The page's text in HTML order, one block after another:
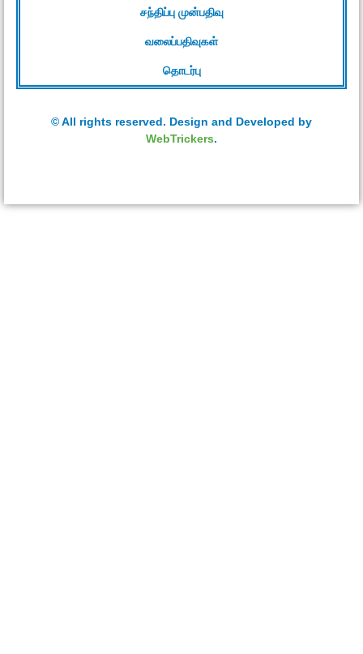
சந்திப்பு முன்பதிவு
வலைப்பதிவுகள்
தொடர்பு
© All rights reserved. Design and Developed by
WebTrickers.